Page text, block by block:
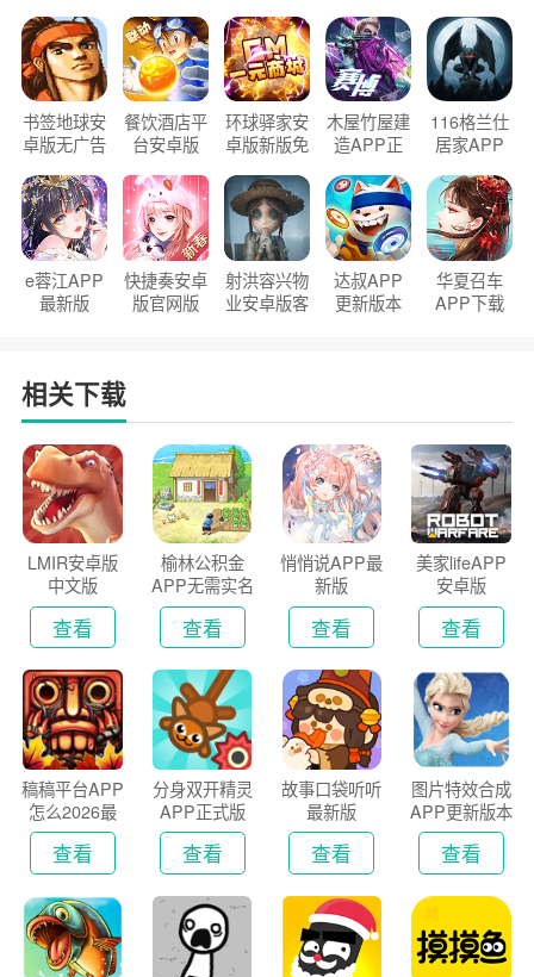
书签地球安
卓版无广告
餐饮酒店平
台安卓版
环球驿家安
卓版新版免
木屋竹屋建
造APP正
116格兰仕
居家APP
e蓉江APP
最新版
快捷奏安卓
版官网版
射洪容兴物
业安卓版客
达叔APP
更新版本
华夏召车
APP下载
相关下载
LMIR安卓版
中文版
查看
榆林公积金
APP无需实名
认证版
查看
悄悄说APP最
新版
查看
美家lifeAPP
安卓版
查看
稿稿平台APP
怎么2026最
新版
查看
分身双开精灵
APP正式版
查看
故事口袋听听
最新版
查看
图片特效合成
APP更新版本
2026
查看